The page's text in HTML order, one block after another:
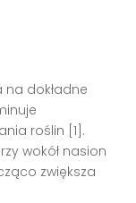
na dokładne
roślin [1].
wokół nasion
zwiększa